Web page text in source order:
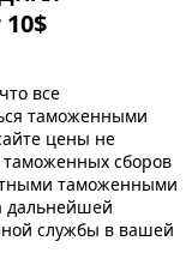
10$
все
таможенными
цены не
сборов
таможенными
дальнейшей
службы в вашей